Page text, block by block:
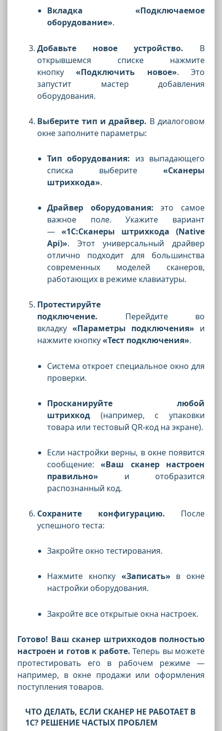
Вкладка «Подключаемое
оборудование».
Добавьте новое устройство. В
открывшемся списке нажмите
кнопку«Подключить новое». Это
запустит мастер добавления
оборудования.
Выберите тип и драйвер. В диалоговом
окне заполните параметры:
Тип оборудования: из выпадающего
списка выберите «Сканеры
штрихкода».
Драйвер оборудования: это самое
важное поле. Укажите вариант
— «1С:Сканеры штрихкода (Native
Api)». Этот универсальный драйвер
отлично подходит для большинства
современных моделей сканеров,
работающих в режиме клавиатуры.
Протестируйте
подключение. Перейдите во
вкладку «Параметры подключения» и
нажмите кнопку«Тест подключения».
Система откроет специальное окно для
проверки.
Просканируйте любой
штрихкод (например, с упаковки
товара или тестовый QR-код на экране).
Если настройки верны, в окне появится
сообщение:«Ваш сканер настроен
правильно» и отобразится
распознанный код.
Сохраните конфигурацию. После
успешного теста:
Закройте окно тестирования.
Нажмите кнопку «Записать» в окне
настройки оборудования.
Закройте все открытые окна настроек.
Готово! Ваш сканер штрихкодов полностью
настроен и готов к работе. Теперь вы можете
протестировать его в рабочем режиме —
например, в окне продажи или оформления
поступления товаров.
ЧТО ДЕЛАТЬ, ЕСЛИ СКАНЕР НЕ РАБОТАЕТ В
1С? РЕШЕНИЕ ЧАСТЫХ ПРОБЛЕМ